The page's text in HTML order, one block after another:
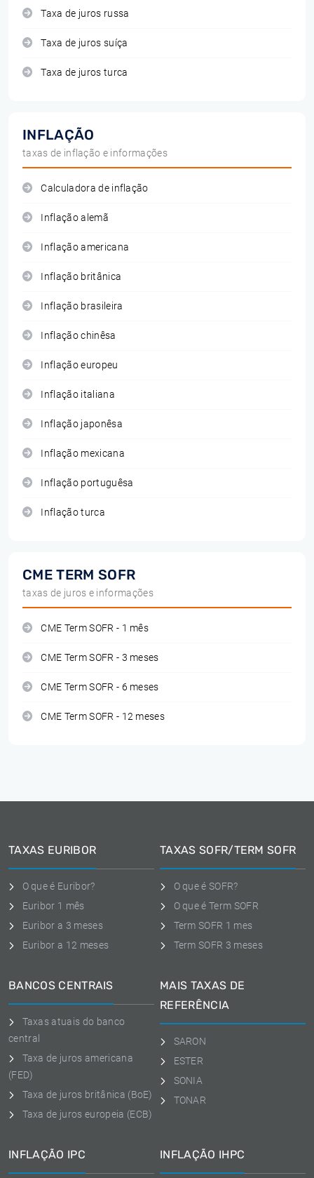
Taxa de juros russa
Taxa de juros suíça
Taxa de juros turca
INFLAÇÃO
taxas de inflação e informações
Calculadora de inflação
Inflação alemã
Inflação americana
Inflação britânica
Inflação brasileira
Inflação chinêsa
Inflação europeu
Inflação italiana
Inflação japonêsa
Inflação mexicana
Inflação portuguêsa
Inflação turca
CME TERM SOFR
taxas de juros e informações
CME Term SOFR - 1 mês
CME Term SOFR - 3 meses
CME Term SOFR - 6 meses
CME Term SOFR - 12 meses
TAXAS EURIBOR
O que é Euribor?
Euribor 1 mês
Euribor a 3 meses
Euribor a 12 meses
TAXAS SOFR/TERM SOFR
O que é SOFR?
O que é Term SOFR
Term SOFR 1 mes
Term SOFR 3 meses
BANCOS CENTRAIS
Taxas atuais do banco
central
Taxa de juros americana
(FED)
Taxa de juros britânica (BoE)
Taxa de juros europeia (ECB)
MAIS TAXAS DE
REFERÊNCIA
SARON
ESTER
SONIA
TONAR
INFLAÇÃO IPC INFLAÇÃO IHPC